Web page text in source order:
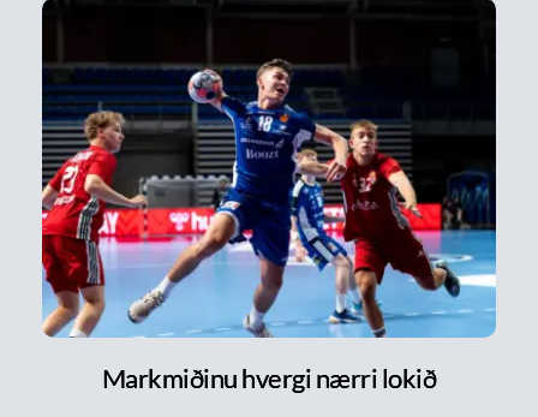
Markmiðinu hvergi nærri lokið